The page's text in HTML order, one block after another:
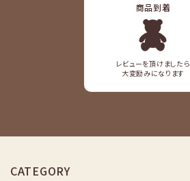
商品到着
レビューを頂けましたら
大変励みになります
CATEGORY